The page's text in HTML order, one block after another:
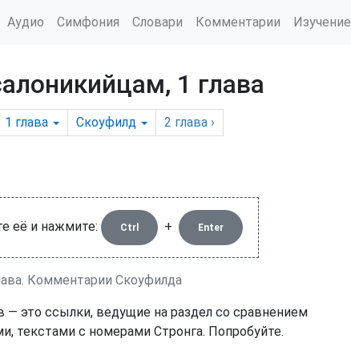
Аудио Симфония Словари Комментарии Изучение
1 глава
1 глава Скоуфилд 2 глава ›
её и нажмите: Ctrl + Enter
Комментарии Скоуфилда
— это ссылки, ведущие на раздел со сравнением
текстами с номерами Стронга. Попробуйте.